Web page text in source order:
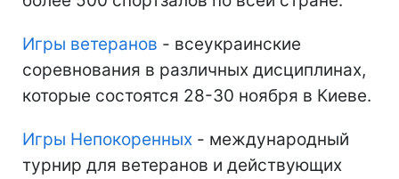
Игры ветеранов - всеукраинские
соревнования в различных дисциплинах,
которые состоятся 28-30 ноября в Киеве.
Игры Непокоренных - международный
турнир для ветеранов и действующих